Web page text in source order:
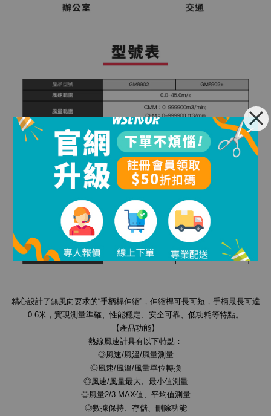
精心設計了無風向要求的“手柄桿伸縮”，伸縮桿可長可短，手柄最長可達
0.6米，實現測量準確、性能穩定、安全可靠、低功耗等特點。
【產品功能】
熱線風速計具有以下特點：
◎風速/風溫/風量測量
◎風速/風溫/風量單位轉換
◎風速/風量最大、最小值測量
◎風量2/3 MAX值、平均值測量
◎數據保持、存儲、刪除功能